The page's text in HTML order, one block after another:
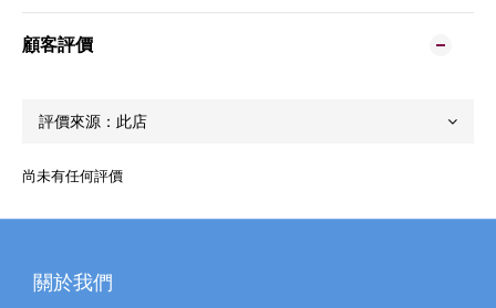
顧客評價
尚未有任何評價
關於我們